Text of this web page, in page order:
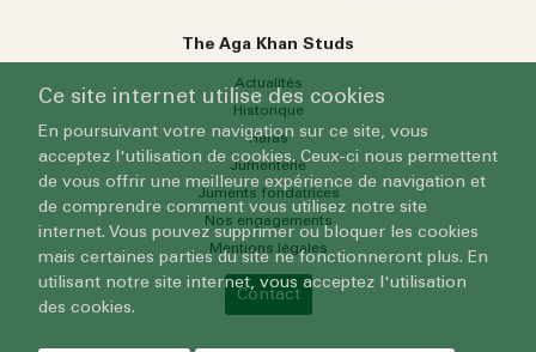
The Aga Khan Studs
Actualités
Historique
Haras
Jumenterie
Juments fondatrices
Nos engagements
Mentions légales
Contact
Ce site internet utilise des cookies
En poursuivant votre navigation sur ce site, vous
acceptez l'utilisation de cookies. Ceux-ci nous permettent
de vous offrir une meilleure expérience de navigation et
de comprendre comment vous utilisez notre site
internet. Vous pouvez supprimer ou bloquer les cookies
mais certaines parties du site ne fonctionneront plus. En
utilisant notre site internet, vous acceptez l'utilisation
des cookies.